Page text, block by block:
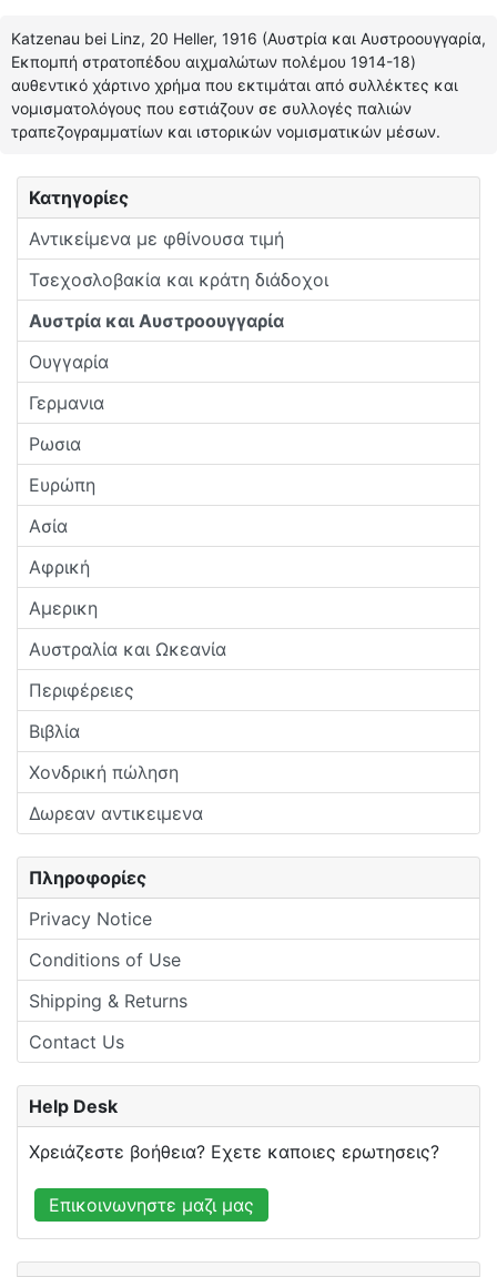
Κατηγορίες
Αντικείμενα με φθίνουσα τιμή
Τσεχοσλοβακία και κράτη διάδοχοι
Αυστρία και Αυστροουγγαρία
Ουγγαρία
Γερμανια
Ρωσια
Ευρώπη
Ασία
Αφρική
Αμερικη
Αυστραλία και Ωκεανία
Περιφέρειες
Βιβλία
Χονδρική πώληση
Δωρεαν αντικειμενα
Πληροφορίες
Privacy Notice
Conditions of Use
Shipping & Returns
Contact Us
Katzenau bei Linz, 20 Heller, 1916 (Αυστρία και Αυστροουγγαρία,
Εκπομπή στρατοπέδου αιχμαλώτων πολέμου 1914-18)
αυθεντικό χάρτινο χρήμα που εκτιμάται από συλλέκτες και
νομισματολόγους που εστιάζουν σε συλλογές παλιών
τραπεζογραμματίων και ιστορικών νομισματικών μέσων.
Help Desk
Χρειάζεστε βοήθεια? Εχετε καποιες ερωτησεις?
Επικοινωνηστε μαζι μας